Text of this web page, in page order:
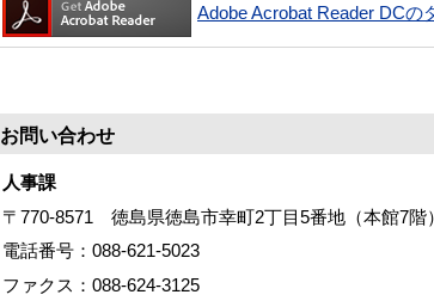
Adobe Acrobat Reader DCの
お問い合わせ
人事課
〒770-8571 徳島県徳島市幸町2丁目5番地（本館7階）
電話番号：088-621-5023
ファクス：088-624-3125